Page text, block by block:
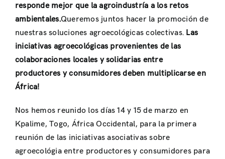
responde mejor que la agroindustría a los retos
ambientales.Queremos juntos hacer la promoción de
nuestras soluciones agroecológicas colectivas. Las
iniciativas agroecológicas provenientes de las
colaboraciones locales y solidarias entre
productores y consumidores deben multiplicarse en
África!
Nos hemos reunido los días 14 y 15 de marzo en
Kpalime, Togo, África Occidental, para la primera
reunión de las iniciativas asociativas sobre
agroecológia entre productores y consumidores para